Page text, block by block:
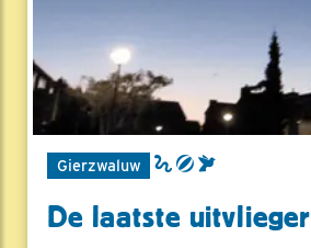
Gierzwaluw
De laatste uitvlieger